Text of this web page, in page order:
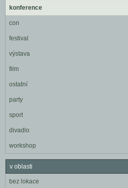
konference
con
festival
výstava
film
ostatní
party
sport
divadlo
workshop
v oblasti
bez lokace